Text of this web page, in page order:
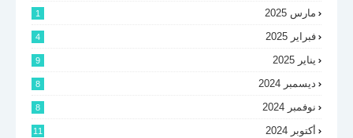
مارس 2025 1
فبراير 2025 4
يناير 2025 9
ديسمبر 2024 8
نوفمبر 2024 8
أكتوبر 2024 11